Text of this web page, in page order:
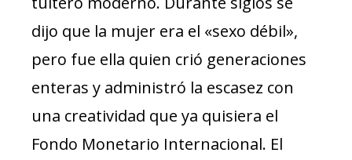
dijo que la mujer era el «sexo débil»,
pero fue ella quien crió generaciones
enteras y administró la escasez con
una creatividad que ya quisiera el
Fondo Monetario Internacional. El